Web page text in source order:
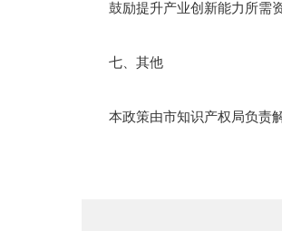
鼓励提升产业创新能力所需资
七、其他
本政策由市知识产权局负责解